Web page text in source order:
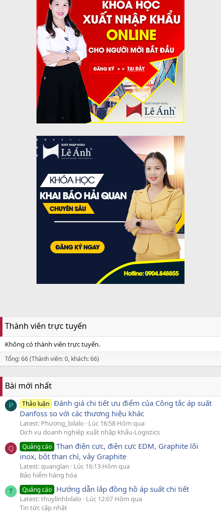
Thành viên trực tuyến
Không có thành viên trực tuyến.
Tổng: 66 (Thành viên: 0, khách: 66)
Bài mới nhất
P Thảo luận Đánh giá chi tiết ưu điểm của Công tắc áp suất
Danfoss so với các thương hiệu khác
Latest: Phương_bilalo
Lúc 16:58 Hôm qua
Dịch vụ doanh nghiệp xuất nhập khẩu-Logistics
Q Quảng cáo Than điện cực, điện cực EDM, Graphite lõi
inox, bột than chì, vảy Graphite
Latest: quanglan
Lúc 16:13 Hôm qua
Bảo hiểm hàng hóa
T Quảng cáo Hướng dẫn lắp đồng hồ áp suất chi tiết
Latest: thuylinhbilalo
Lúc 12:07 Hôm qua
Tin tức cập nhật